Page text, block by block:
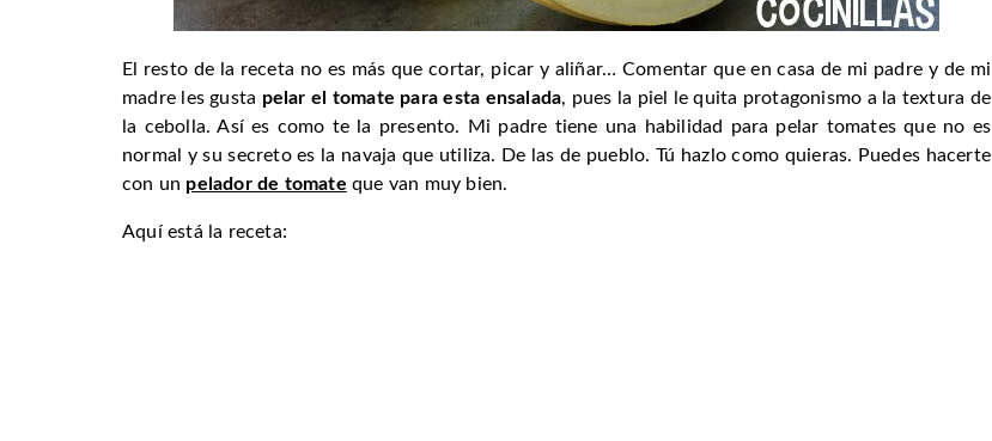
El resto de la receta no es más que cortar, picar y aliñar… Comentar que en casa de mi padre y de mi
madre les gusta pelar el tomate para esta ensalada, pues la piel le quita protagonismo a la textura de
la cebolla. Así es como te la presento. Mi padre tiene una habilidad para pelar tomates que no es
normal y su secreto es la navaja que utiliza. De las de pueblo. Tú hazlo como quieras. Puedes hacerte
con un pelador de tomate que van muy bien.
Aquí está la receta: